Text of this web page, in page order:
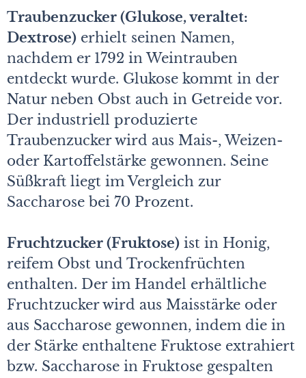
Traubenzucker (Glukose, veraltet:
Dextrose) erhielt seinen Namen,
nachdem er 1792 in Weintrauben
entdeckt wurde. Glukose kommt in der
Natur neben Obst auch in Getreide vor.
Der industriell produzierte
Traubenzucker wird aus Mais-, Weizen-
oder Kartoffelstärke gewonnen. Seine
Süßkraft liegt im Vergleich zur
Saccharose bei 70 Prozent.
Fruchtzucker (Fruktose) ist in Honig,
reifem Obst und Trockenfrüchten
enthalten. Der im Handel erhältliche
Fruchtzucker wird aus Maisstärke oder
aus Saccharose gewonnen, indem die in
der Stärke enthaltene Fruktose extrahiert
bzw. Saccharose in Fruktose gespalten